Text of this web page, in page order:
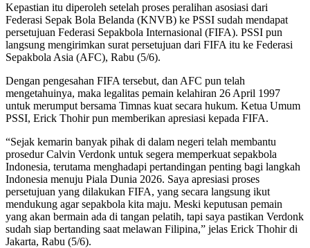
Kepastian itu diperoleh setelah proses peralihan asosiasi dari
Federasi Sepak Bola Belanda (KNVB) ke PSSI sudah mendapat
persetujuan Federasi Sepakbola Internasional (FIFA). PSSI pun
langsung mengirimkan surat persetujuan dari FIFA itu ke Federasi
Sepakbola Asia (AFC), Rabu (5/6).
Dengan pengesahan FIFA tersebut, dan AFC pun telah
mengetahuinya, maka legalitas pemain kelahiran 26 April 1997
untuk merumput bersama Timnas kuat secara hukum. Ketua Umum
PSSI, Erick Thohir pun memberikan apresiasi kepada FIFA.
“Sejak kemarin banyak pihak di dalam negeri telah membantu
prosedur Calvin Verdonk untuk segera memperkuat sepakbola
Indonesia, terutama menghadapi pertandingan penting bagi langkah
Indonesia menuju Piala Dunia 2026. Saya apresiasi proses
persetujuan yang dilakukan FIFA, yang secara langsung ikut
mendukung agar sepakbola kita maju. Meski keputusan pemain
yang akan bermain ada di tangan pelatih, tapi saya pastikan Verdonk
sudah siap bertanding saat melawan Filipina,” jelas Erick Thohir di
Jakarta, Rabu (5/6).